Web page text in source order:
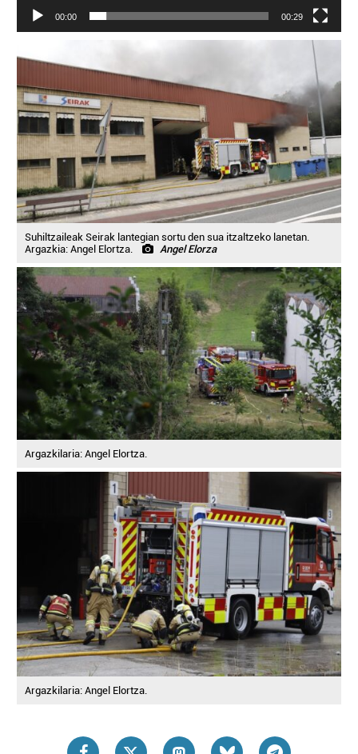
00:00 00:29
Suhiltzaileak Seirak lantegian sortu den sua itzaltzeko lanetan.
Argazkia: Angel Elortza.
Angel Elorza
Argazkilaria: Angel Elortza.
Argazkilaria: Angel Elortza.